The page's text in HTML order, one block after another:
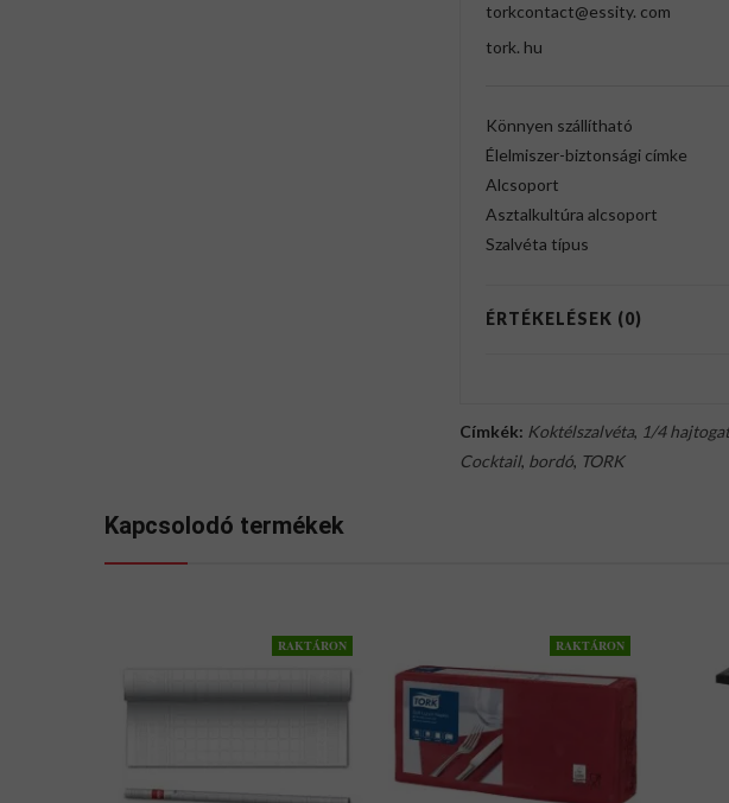
torkcontact@essity. com
tork. hu
Könnyen szállítható
Élelmiszer-biztonsági címke
Alcsoport
Asztalkultúra alcsoport
Szalvéta típus
ÉRTÉKELÉSEK (0)
Címkék: Koktélszalvéta, 1/4
Cocktail, bordó, TORK
Kapcsolodó termékek
RAKTÁRON RAKTÁRON